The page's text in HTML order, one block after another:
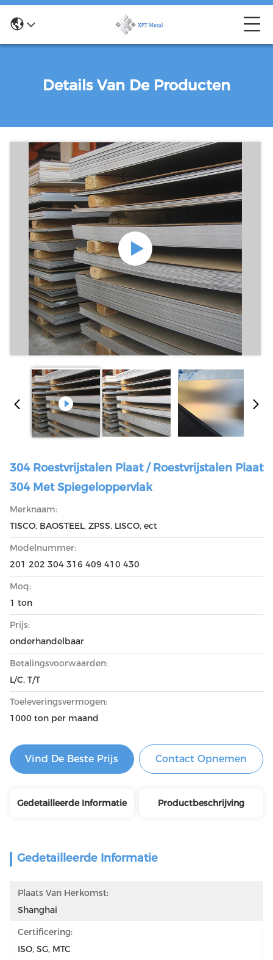
Details Van De Producten
304 Roestvrijstalen Plaat / Roestvrijstalen Plaat
304 Met Spiegeloppervlak
Merknaam:
TISCO, BAOSTEEL, ZPSS, LISCO, ect
Modelnummer:
201 202 304 316 409 410 430
Moq:
1 ton
Prijs:
onderhandelbaar
Betalingsvoorwaarden:
L/C, T/T
Toeleveringsvermogen:
1000 ton per maand
Vind De Beste Prijs Contact Opnemen
Gedetailleerde Informatie Productbeschrijving
Gedetailleerde Informatie
Plaats Van Herkomst:
Shanghai
Certificering:
ISO, SG, MTC